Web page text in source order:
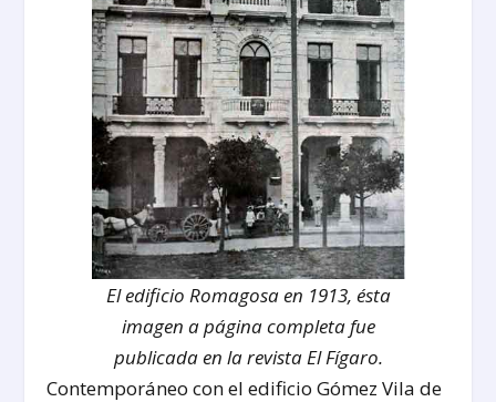
El edificio Romagosa en 1913, ésta
imagen a página completa fue
publicada en la revista El Fígaro.
Contemporáneo con el edificio Gómez Vila de